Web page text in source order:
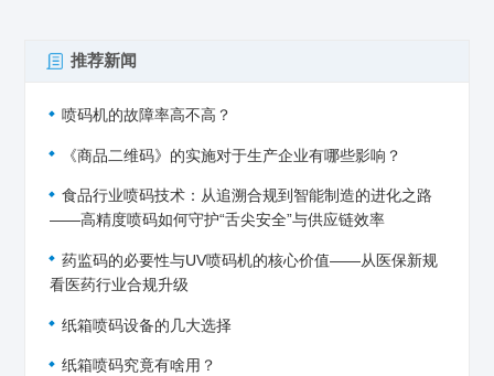
推荐新闻
喷码机的故障率高不高？
《商品二维码》的实施对于生产企业有哪些影响？
食品行业喷码技术：从追溯合规到智能制造的进化之路
——高精度喷码如何守护“舌尖安全”与供应链效率
药监码的必要性与UV喷码机的核心价值——从医保新规
看医药行业合规升级
纸箱喷码设备的几大选择
纸箱喷码究竟有啥用？